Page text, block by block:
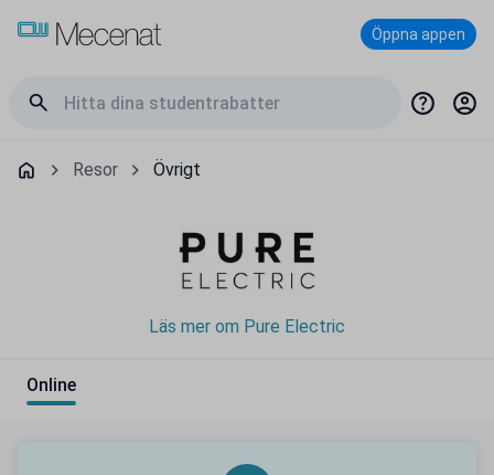
Öppna appen
Resor Övrigt
Läs mer om Pure Electric
Online